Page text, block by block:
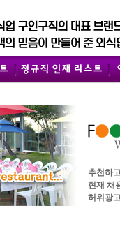
추천하
현재 채
허위광